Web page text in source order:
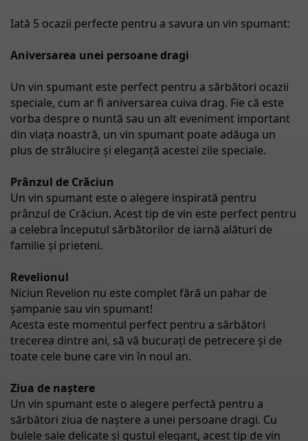
Iată 5 ocazii perfecte pentru a savura un vin spumant:
Aniversarea unei persoane dragi
Un vin spumant este perfect pentru a sărbători ocazii
speciale, cum ar fi aniversarea cuiva drag. Fie că este
vorba despre o nuntă sau un alt eveniment important
din viața noastră, un vin spumant poate adăuga un
plus de strălucire și eleganță acestei zile speciale.
Prânzul de Crăciun
Un vin spumant este o alegere inspirată pentru
prânzul de Crăciun. Acest tip de vin este perfect pentru
a celebra începutul sărbătorilor de iarnă alături de
familie și prieteni.
Revelionul
Niciun Revelion nu este complet fără un pahar de
șampanie sau vin spumant!
Acesta este momentul perfect pentru a sărbători
trecerea dintre ani, să vă bucurați de petrecere și de
toate cele bune care vin în noul an.
Ziua de naștere
Un vin spumant este o alegere perfectă pentru a
sărbători ziua de naștere a unei persoane dragi. Cu
bulele sale delicate și gustul elegant, acest tip de vin